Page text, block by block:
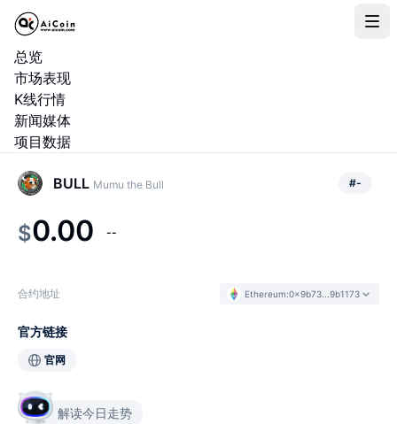
总览
市场表现
K线行情
新闻媒体
项目数据
BULL Mumu the Bull #-
$0.00 --
合约地址 Ethereum:0x9b73...9b1173
官方链接
官网
解读今日走势